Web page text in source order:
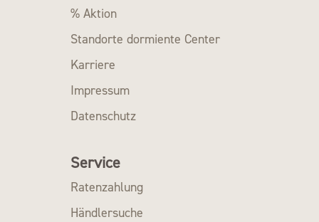
% Aktion
Standorte dormiente Center
Karriere
Impressum
Datenschutz
Service
Ratenzahlung
Händlersuche